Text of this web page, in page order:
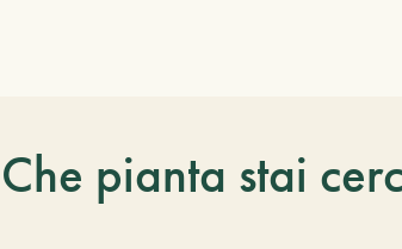
Che pianta stai